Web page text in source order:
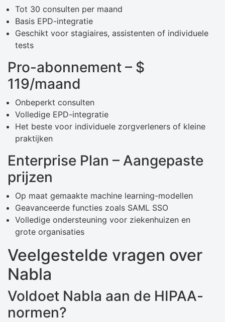
Tot 30 consulten per maand
Basis EPD-integratie
Geschikt voor stagiaires, assistenten of individuele
tests
Pro-abonnement – ​​$
119/maand
Onbeperkt consulten
Volledige EPD-integratie
Het beste voor individuele zorgverleners of kleine
praktijken
Enterprise Plan – Aangepaste
prijzen
Op maat gemaakte machine learning-modellen
Geavanceerde functies zoals SAML SSO
Volledige ondersteuning voor ziekenhuizen en
grote organisaties
Veelgestelde vragen over
Nabla
Voldoet Nabla aan de HIPAA-
normen?